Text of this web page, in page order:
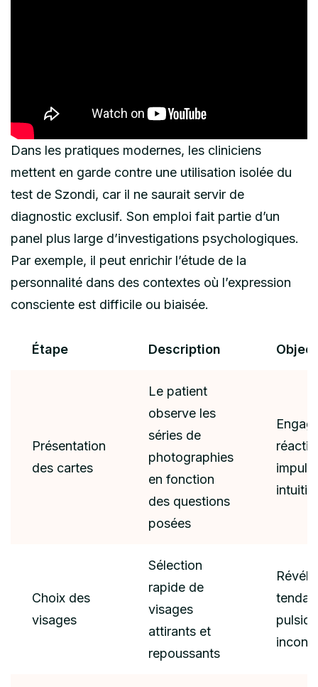
Dans les pratiques modernes, les cliniciens
mettent en garde contre une utilisation isolée du
test de Szondi, car il ne saurait servir de
diagnostic exclusif. Son emploi fait partie d’un
panel plus large d’investigations psychologiques.
Par exemple, il peut enrichir l’étude de la
personnalité dans des contextes où l’expression
consciente est difficile ou biaisée.
Étape Description
Présentation
des cartes
Le patient
observe les
séries de
photographies
en fonction
des questions
posées
Choix des
visages
Sélection
rapide de
visages
attirants et
repoussants